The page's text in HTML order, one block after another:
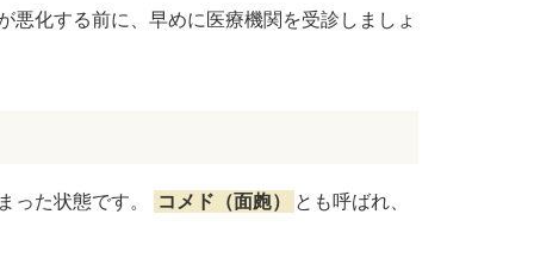
悪化する前に、早めに医療機関を受診しましょ
った状態です。 コメド（面皰）
とも呼ばれ、